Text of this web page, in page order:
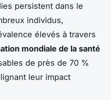
persistent dans le
individus,
élevés à travers
mondiale de la santé
de près de 70 %
leur impact